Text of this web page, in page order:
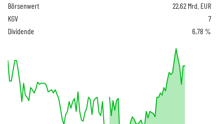
Börsenwert
22,62 Mrd. EUR
KGV
7
Dividende
6,78 %